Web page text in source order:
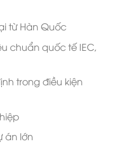
từ Hàn Quốc
chuẩn quốc tế IEC,
trong điều kiện
án lớn